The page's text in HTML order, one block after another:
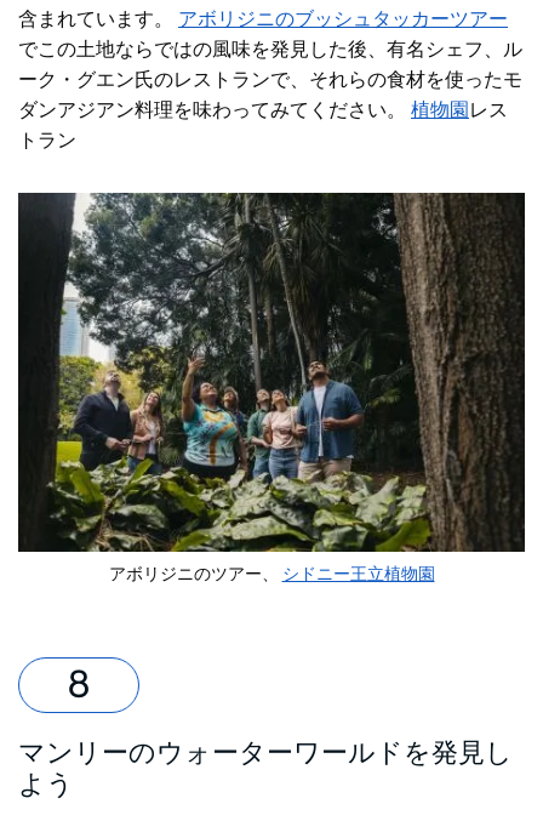
含まれています。
アボリジニのブッシュタッカーツアー
でこの土地ならではの風味を発見した後、有名シェフ、ル
ーク・グエン氏のレストランで、それらの食材を使ったモ
ダンアジアン料理を味わってみてください。
植物園 レス
トラン
アボリジニのツアー、 シドニー王立植物園
マンリーのウォーターワールドを発見し
よう